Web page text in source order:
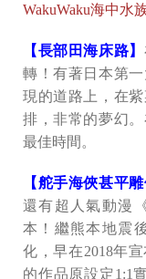
WakuWaku海中水
【長部田海床路】
轉！有著日本第
現的道路上，在
排，非常的夢幻
最佳時間。
【舵手海俠甚平雕
還有超人氣動漫
本！繼熊本地震
化，早在2018年
的作品原設定1:1